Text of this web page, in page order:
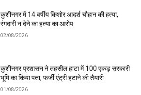
कुशीनगर में 14 वर्षीय किशोर आदर्श चौहान की हत्या,
रंगदारी न देने का हत्या का आरोप
02/08/2026
कुशीनगर प्रशासन ने तहसील हाटा में 100 एकड़ सरकारी
भूमि का किया पता, फर्जी एंट्री हटाने की तैयारी
01/08/2026